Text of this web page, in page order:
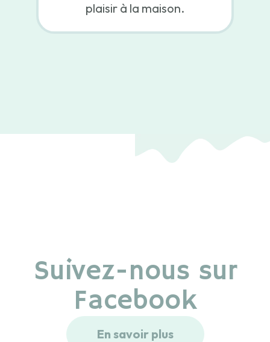
plaisir à la maison.
Suivez-nous sur
Facebook
En savoir plus